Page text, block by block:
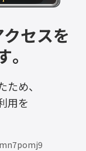
セスを
め、
用を